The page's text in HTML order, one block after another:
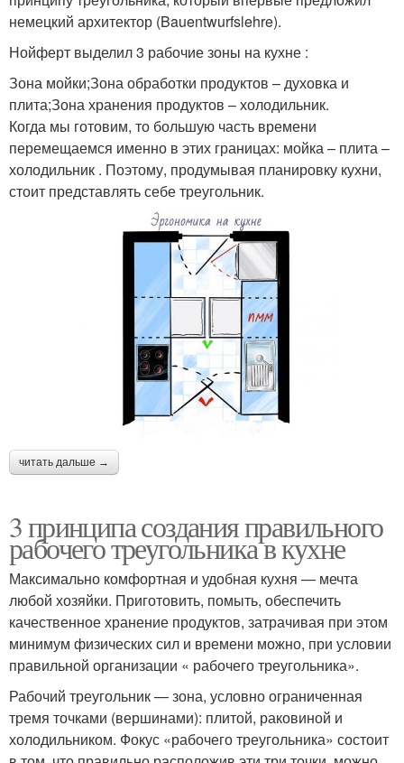
немецкий архитектор (Bauentwurfslehre).
Нойферт выделил 3 рабочие зоны на кухне :
Зона мойки;Зона обработки продуктов – духовка и
плита;Зона хранения продуктов – холодильник.
Когда мы готовим, то большую часть времени
перемещаемся именно в этих границах: мойка – плита –
холодильник . Поэтому, продумывая планировку кухни,
стоит представлять себе треугольник.
читать дальше →
3 принципа создания правильного
рабочего треугольника в кухне
Максимально комфортная и удобная кухня — мечта
любой хозяйки. Приготовить, помыть, обеспечить
качественное хранение продуктов, затрачивая при этом
минимум физических сил и времени можно, при условии
правильной организации « рабочего треугольника».
Рабочий треугольник — зона, условно ограниченная
тремя точками (вершинами): плитой, раковиной и
холодильником. Фокус «рабочего треугольника» состоит